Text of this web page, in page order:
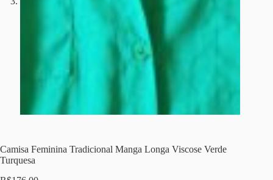
Camisa Feminina Tradicional Manga Longa Viscose Verde
Turquesa